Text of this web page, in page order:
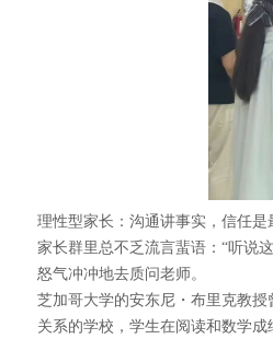
理性型家长：沟通讲事实，信任是
家长群里总不乏流言蜚语：“听说
怒气冲冲地去质问老师。
芝加哥大学的安东尼・布里克教
关系的学校，学生在阅读和数学